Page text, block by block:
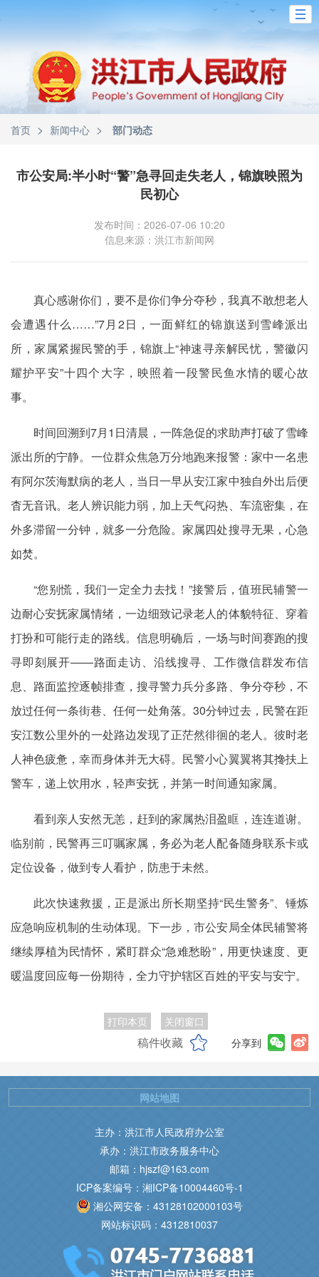
首页 > 新闻中心 > 部门动态
市公安局:半小时“警”急寻回走失老人，锦旗映照为
民初心
发布时间：2026-07-06 10:20
信息来源：洪江市新闻网
真心感谢你们，要不是你们争分夺秒，我真不敢想老人
会遭遇什么……”7月2日，一面鲜红的锦旗送到雪峰派出
所，家属紧握民警的手，锦旗上“神速寻亲解民忧，警徽闪
耀护平安”十四个大字，映照着一段警民鱼水情的暖心故
事。
时间回溯到7月1日清晨，一阵急促的求助声打破了雪峰
派出所的宁静。一位群众焦急万分地跑来报警：家中一名患
有阿尔茨海默病的老人，当日一早从安江家中独自外出后便
杳无音讯。老人辨识能力弱，加上天气闷热、车流密集，在
外多滞留一分钟，就多一分危险。家属四处搜寻无果，心急
如焚。
“您别慌，我们一定全力去找！”接警后，值班民辅警一
边耐心安抚家属情绪，一边细致记录老人的体貌特征、穿着
打扮和可能行走的路线。信息明确后，一场与时间赛跑的搜
寻即刻展开——路面走访、沿线搜寻、工作微信群发布信
息、路面监控逐帧排查，搜寻警力兵分多路、争分夺秒，不
放过任何一条街巷、任何一处角落。30分钟过去，民警在距
安江数公里外的一处路边发现了正茫然徘徊的老人。彼时老
人神色疲惫，幸而身体并无大碍。民警小心翼翼将其搀扶上
警车，递上饮用水，轻声安抚，并第一时间通知家属。
看到亲人安然无恙，赶到的家属热泪盈眶，连连道谢。
临别前，民警再三叮嘱家属，务必为老人配备随身联系卡或
定位设备，做到专人看护，防患于未然。
此次快速救援，正是派出所长期坚持“民生警务”、锤炼
应急响应机制的生动体现。下一步，市公安局全体民辅警将
继续厚植为民情怀，紧盯群众“急难愁盼”，用更快速度、更
暖温度回应每一份期待，全力守护辖区百姓的平安与安宁。
打印本页 关闭窗口
稿件收藏 分享到
主办：洪江市人民政府办公室
承办：洪江市政务服务中心
邮箱：hjszf@163.com
ICP备案编号：湘ICP备10004460号-1
湘公网安备：43128102000103号
网站标识码：4312810037
网站地图